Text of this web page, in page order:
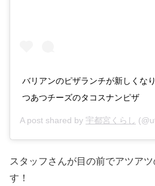
バリアンのピザランチが新しくな
つあつチーズのタコスナンピザ
A post shared by 宇都宮くらし
スタッフさんが目の前でアツア
す！